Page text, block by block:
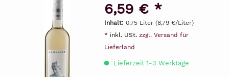
6,59 € *
Inhalt: 0.75 Liter (8,79 €/Liter)
* inkl. USt. zzgl. Versand für
Lieferland
Lieferzeit 1-3 Werktage